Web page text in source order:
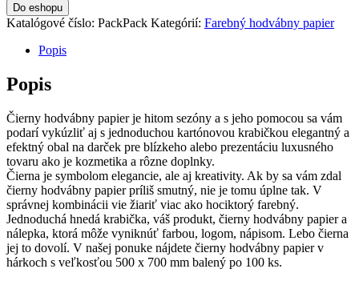
Do eshopu
Katalógové číslo: PackPack Kategórií: Farebný hodvábny papier
Popis
Popis
Čierny hodvábny papier je hitom sezóny a s jeho pomocou sa vám
podarí vykúzliť aj s jednoduchou kartónovou krabičkou elegantný a
efektný obal na darček pre blízkeho alebo prezentáciu luxusného
tovaru ako je kozmetika a rôzne doplnky.
Čierna je symbolom elegancie, ale aj kreativity. Ak by sa vám zdal
čierny hodvábny papier príliš smutný, nie je tomu úplne tak. V
správnej kombinácii vie žiariť viac ako hociktorý farebný.
Jednoduchá hnedá krabička, váš produkt, čierny hodvábny papier a
nálepka, ktorá môže vyniknúť farbou, logom, nápisom. Lebo čierna
jej to dovolí. V našej ponuke nájdete čierny hodvábny papier v
hárkoch s veľkosťou 500 x 700 mm balený po 100 ks.